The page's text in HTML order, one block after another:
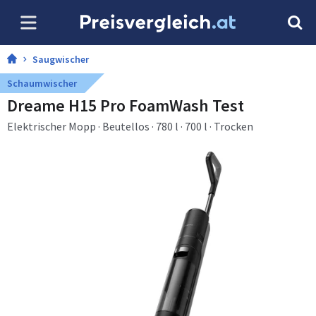
Saugwischer
Schaumwischer
Dreame H15 Pro FoamWash Test
Elektrischer Mopp · Beutellos · 780 l · 700 l · Trocken